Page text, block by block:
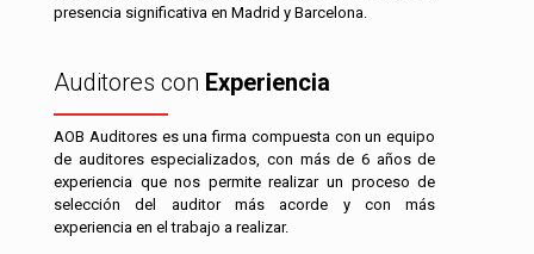
presencia significativa en Madrid y Barcelona.
Auditores con Experiencia
AOB Auditores es una firma compuesta con un equipo
de auditores especializados, con más de 6 años de
experiencia que nos permite realizar un proceso de
selección del auditor más acorde y con más
experiencia en el trabajo a realizar.